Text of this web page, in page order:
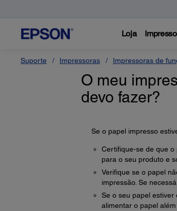
Loja
Suporte Impressoras Impressoras de
O meu
devo fazer?
Se o papel impresso
Certifique-se de que o
para o seu produto e
Verifique se o papel
impressão. Se
Se o seu papel
alimentar o papel